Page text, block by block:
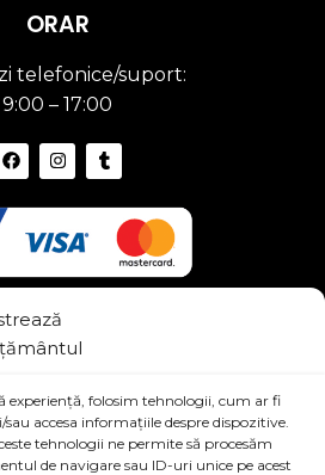
experiență, folosim tehnologii, cum ar fi
accesa informațiile despre dispozitive.
tehnologii ne permite să procesăm
de navigare sau ID-uri unice pe acest
ORAR
telefonice/suport:
9:00 – 17:00
uri Utile
si conditii
confidentialitate